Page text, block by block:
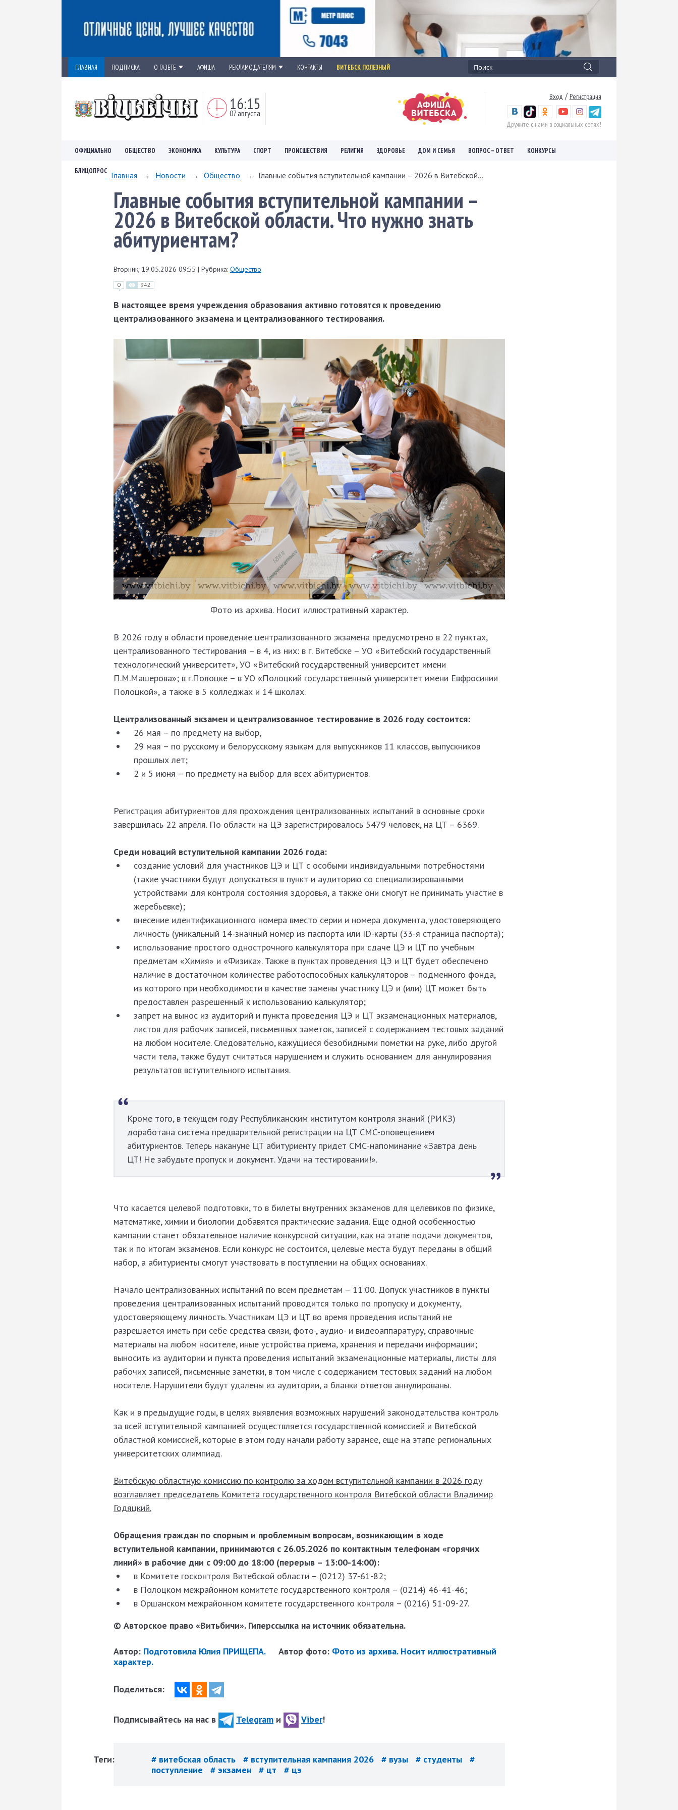
ГЛАВНАЯ ПОДПИСКА О ГАЗЕТЕ АФИША РЕКЛАМОДАТЕЛЯМ КОНТАКТЫ ВИТЕБСК ПОЛЕЗНЫЙ
16:15
07 августа
Вход / Регистрация
Дружите с нами в социальных сетях!
ОФИЦИАЛЬНО ОБЩЕСТВО ЭКОНОМИКА КУЛЬТУРА СПОРТ ПРОИСШЕСТВИЯ РЕЛИГИЯ ЗДОРОВЬЕ ДОМ И СЕМЬЯ ВОПРОС – ОТВЕТ КОНКУРСЫ
БЛИЦОПРОС Главная → Новости → Общество → Главные события вступительной кампании – 2026 в Витебской...
Главные события вступительной кампании –
2026 в Витебской области. Что нужно знать
абитуриентам?
Вторник, 19.05.2026 09:55 | Рубрика: Общество
0 942
В настоящее время учреждения образования активно готовятся к проведению
централизованного экзамена и централизованного тестирования.
Фото из архива. Носит иллюстративный характер.
В 2026 году в области проведение централизованного экзамена предусмотрено в 22 пунктах,
централизованного тестирования – в 4, из них: в г. Витебске – УО «Витебский государственный
технологический университет», УО «Витебский государственный университет имени
П.М.Машерова»; в г.Полоцке – в УО «Полоцкий государственный университет имени Евфросинии
Полоцкой», а также в 5 колледжах и 14 школах.
Централизованный экзамен и централизованное тестирование в 2026 году состоится:
26 мая – по предмету на выбор,
29 мая – по русскому и белорусскому языкам для выпускников 11 классов, выпускников
прошлых лет;
2 и 5 июня – по предмету на выбор для всех абитуриентов.
Регистрация абитуриентов для прохождения централизованных испытаний в основные сроки
завершилась 22 апреля. По области на ЦЭ зарегистрировалось 5479 человек, на ЦТ – 6369.
Среди новаций вступительной кампании 2026 года:
создание условий для участников ЦЭ и ЦТ с особыми индивидуальными потребностями
(такие участники будут допускаться в пункт и аудиторию со специализированными
устройствами для контроля состояния здоровья, а также они смогут не принимать участие в
жеребьевке);
внесение идентификационного номера вместо серии и номера документа, удостоверяющего
личность (уникальный 14-значный номер из паспорта или ID-карты (33-я страница паспорта);
использование простого однострочного калькулятора при сдаче ЦЭ и ЦТ по учебным
предметам «Химия» и «Физика». Также в пунктах проведения ЦЭ и ЦТ будет обеспечено
наличие в достаточном количестве работоспособных калькуляторов – подменного фонда,
из которого при необходимости в качестве замены участнику ЦЭ и (или) ЦТ может быть
предоставлен разрешенный к использованию калькулятор;
запрет на вынос из аудиторий и пункта проведения ЦЭ и ЦТ экзаменационных материалов,
листов для рабочих записей, письменных заметок, записей с содержанием тестовых заданий
на любом носителе. Следовательно, кажущиеся безобидными пометки на руке, либо другой
части тела, также будут считаться нарушением и служить основанием для аннулирования
результатов вступительного испытания.
Кроме того, в текущем году Республиканским институтом контроля знаний (РИКЗ)
доработана система предварительной регистрации на ЦТ СМС-оповещением
абитуриентов. Теперь накануне ЦТ абитуриенту придет СМС-напоминание «Завтра день
ЦТ! Не забудьте пропуск и документ. Удачи на тестировании!».
Что касается целевой подготовки, то в билеты внутренних экзаменов для целевиков по физике,
математике, химии и биологии добавятся практические задания. Еще одной особенностью
кампании станет обязательное наличие конкурсной ситуации, как на этапе подачи документов,
так и по итогам экзаменов. Если конкурс не состоится, целевые места будут переданы в общий
набор, а абитуриенты смогут участвовать в поступлении на общих основаниях.
Начало централизованных испытаний по всем предметам – 11:00. Допуск участников в пункты
проведения централизованных испытаний проводится только по пропуску и документу,
удостоверяющему личность. Участникам ЦЭ и ЦТ во время проведения испытаний не
разрешается иметь при себе средства связи, фото-, аудио- и видеоаппаратуру, справочные
материалы на любом носителе, иные устройства приема, хранения и передачи информации;
выносить из аудитории и пункта проведения испытаний экзаменационные материалы, листы для
рабочих записей, письменные заметки, в том числе с содержанием тестовых заданий на любом
носителе. Нарушители будут удалены из аудитории, а бланки ответов аннулированы.
Как и в предыдущие годы, в целях выявления возможных нарушений законодательства контроль
за всей вступительной кампанией осуществляется государственной комиссией и Витебской
областной комиссией, которые в этом году начали работу заранее, еще на этапе региональных
университетских олимпиад.
Витебскую областную комиссию по контролю за ходом вступительной кампании в 2026 году
возглавляет председатель Комитета государственного контроля Витебской области Владимир
Годяцкий.
Обращения граждан по спорным и проблемным вопросам, возникающим в ходе
вступительной кампании, принимаются с 26.05.2026 по контактным телефонам «горячих
линий» в рабочие дни с 09:00 до 18:00 (перерыв – 13:00-14:00):
в Комитете госконтроля Витебской области – (0212) 37-61-82;
в Полоцком межрайонном комитете государственного контроля – (0214) 46-41-46;
в Оршанском межрайонном комитете государственного контроля – (0216) 51-09-27.
© Авторское право «Витьбичи». Гиперссылка на источник обязательна.
Автор: Подготовила Юлия ПРИЩЕПА. Автор фото: Фото из архива. Носит иллюстративный
характер.
Поделиться:
Подписывайтесь на нас в Telegram и Viber!
Теги: # витебская область # вступительная кампания 2026 # вузы # студенты
#
поступление
# экзамен # цт # цэ